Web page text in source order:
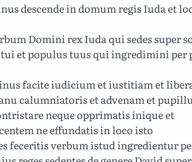
descende in domum regis Iuda et
Domini rex Iuda qui sedes super
et populus tuus qui ingredimini per
facite iudicium et iustitiam et
calumniatoris et advenam et
neque opprimatis inique et
ne effundatis in loco isto
feceritis verbum istud ingredientur